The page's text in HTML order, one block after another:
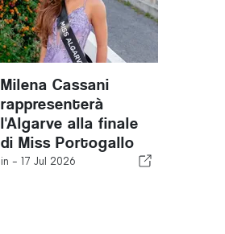
Milena Cassani
rappresenterà
l'Algarve alla finale
di Miss Portogallo
in - 17 Jul 2026